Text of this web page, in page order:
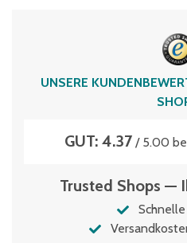
UNSERE
GUT: 4.37 / 5.00
Trusted Shops —